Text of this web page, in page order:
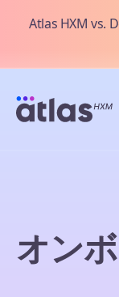
Atlas HXM vs.
オン